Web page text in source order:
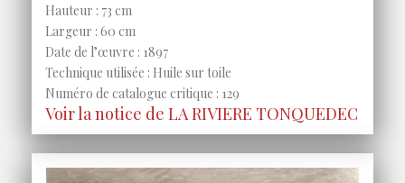
Hauteur : 73 cm
Largeur : 60 cm
Date de l’œuvre : 1897
Technique utilisée : Huile sur toile
Numéro de catalogue critique : 129
Voir la notice de LA RIVIERE TONQUEDEC